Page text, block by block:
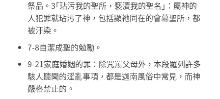
祭品。3｢玷污我的聖所，褻瀆我的聖名｣：屬神的
人犯罪就玷污了神，包括顯祂同在的會幕聖所，都
被汙染。
7-8自潔成聖的勉勵。
9-21家庭婚姻的罪：除咒罵父母外，本段羅列許多
駭人聽聞的淫亂事項，都是迦南風俗中常見，而神
嚴格禁止的。